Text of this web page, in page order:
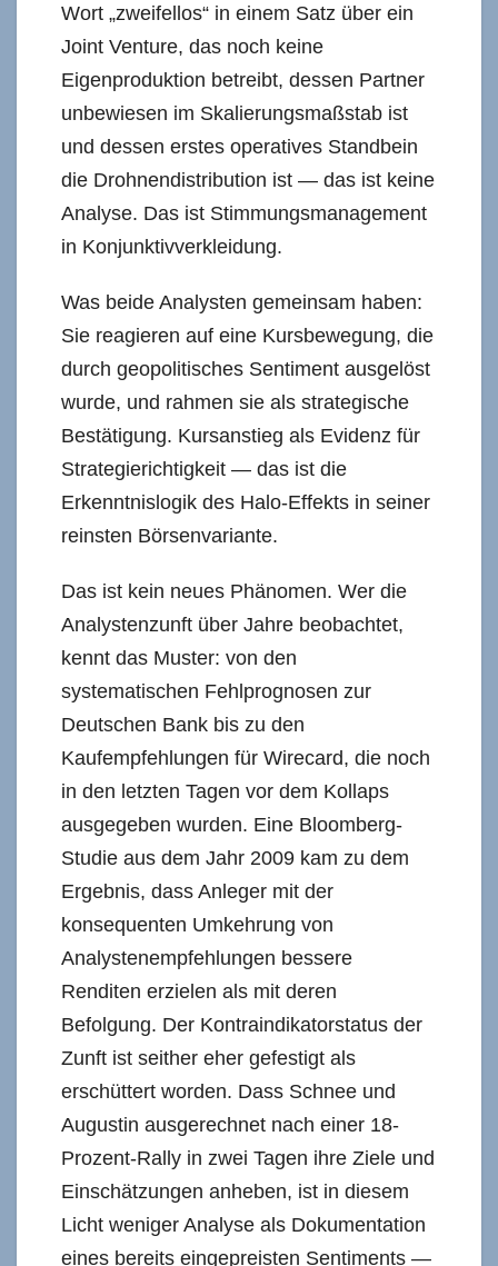
Wort „zweifellos“ in einem Satz über ein
Joint Venture, das noch keine
Eigenproduktion betreibt, dessen Partner
unbewiesen im Skalierungsmaßstab ist
und dessen erstes operatives Standbein
die Drohnendistribution ist — das ist keine
Analyse. Das ist Stimmungsmanagement
in Konjunktivverkleidung.
Was beide Analysten gemeinsam haben:
Sie reagieren auf eine Kursbewegung, die
durch geopolitisches Sentiment ausgelöst
wurde, und rahmen sie als strategische
Bestätigung. Kursanstieg als Evidenz für
Strategierichtigkeit — das ist die
Erkenntnislogik des Halo-Effekts in seiner
reinsten Börsenvariante.
Das ist kein neues Phänomen. Wer die
Analystenzunft über Jahre beobachtet,
kennt das Muster: von den
systematischen Fehlprognosen zur
Deutschen Bank bis zu den
Kaufempfehlungen für Wirecard, die noch
in den letzten Tagen vor dem Kollaps
ausgegeben wurden. Eine Bloomberg-
Studie aus dem Jahr 2009 kam zu dem
Ergebnis, dass Anleger mit der
konsequenten Umkehrung von
Analystenempfehlungen bessere
Renditen erzielen als mit deren
Befolgung. Der Kontraindikatorstatus der
Zunft ist seither eher gefestigt als
erschüttert worden. Dass Schnee und
Augustin ausgerechnet nach einer 18-
Prozent-Rally in zwei Tagen ihre Ziele und
Einschätzungen anheben, ist in diesem
Licht weniger Analyse als Dokumentation
eines bereits eingepreisten Sentiments —